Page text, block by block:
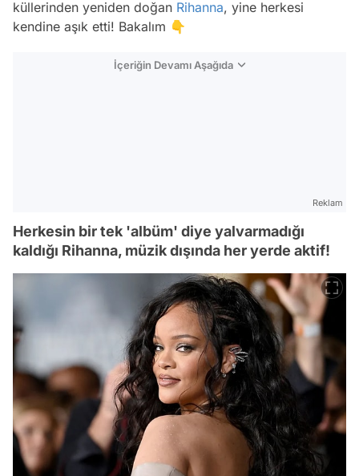
küllerinden yeniden doğan Rihanna, yine herkesi
kendine aşık etti! Bakalım 👇
İçeriğin Devamı Aşağıda
Reklam
Herkesin bir tek 'albüm' diye yalvarmadığı
kaldığı Rihanna, müzik dışında her yerde aktif!